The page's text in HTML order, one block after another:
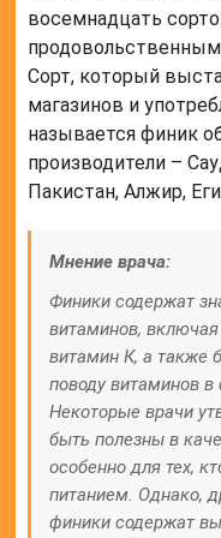
восемнадцать
Сорт, который
магазинов и
называется финик
производители –
Пакистан, Алжир,
Мнение врача:
Финики содержат
витаминов,
витамин К, а также
поводу витаминов в
Некоторые врачи
быть полезны в
особенно для тех,
питанием. Однако,
финики содержат